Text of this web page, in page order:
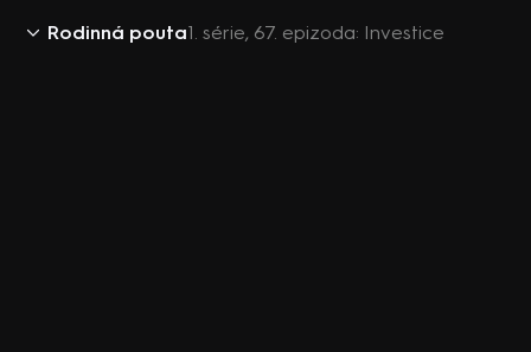
Rodinná pouta1. série, 67. epizoda: Investice